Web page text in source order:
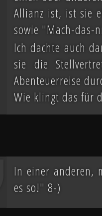
Allianz ist, ist sie
sowie "Mach-
Ich dachte auch
sie die
Abenteuerreise
Wie klingt das für
In einer anderen,
es so!" 8-)